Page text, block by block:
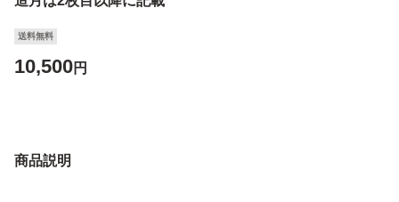
送料無料
10,500円
商品説明